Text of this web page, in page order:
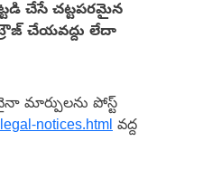
చేసే చట్టపరమైన
చేయవద్దు లేదా
మార్పులను పోస్ట్
notices.html వద్ద